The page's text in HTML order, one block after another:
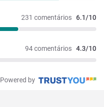
231 comentários 6.1/10
94 comentários 4.3/10
Powered by